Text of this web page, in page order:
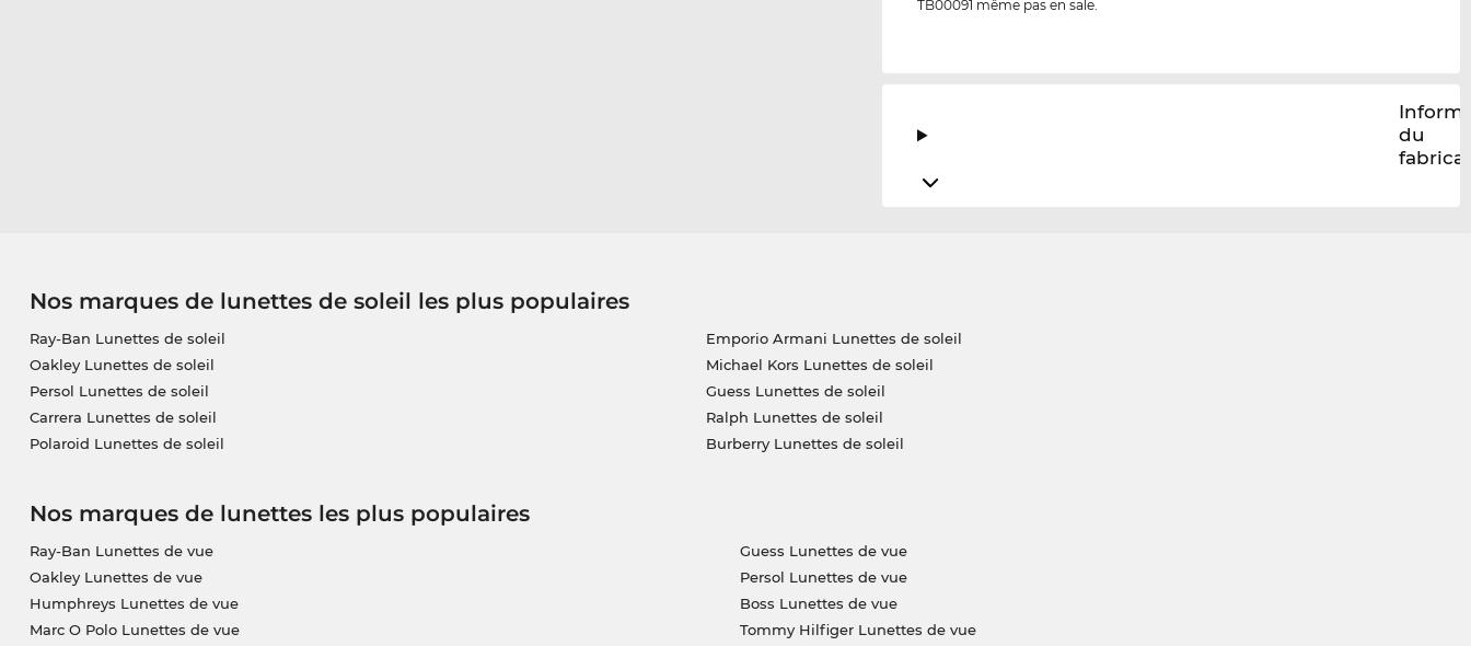
TB00091 même pas en sale.
du
Nos marques de lunettes de soleil les plus populaires
Ray-Ban Lunettes de soleil
Oakley Lunettes de soleil
Persol Lunettes de soleil
Carrera Lunettes de soleil
Polaroid Lunettes de soleil
Emporio Armani Lunettes de soleil
Michael Kors Lunettes de soleil
Guess Lunettes de soleil
Ralph Lunettes de soleil
Burberry Lunettes de soleil
Nos marques de lunettes les plus populaires
Ray-Ban Lunettes de vue
Oakley Lunettes de vue
Humphreys Lunettes de vue
Marc O Polo Lunettes de vue
Guess Lunettes de vue
Persol Lunettes de vue
Boss Lunettes de vue
Tommy Hilfiger Lunettes de vue